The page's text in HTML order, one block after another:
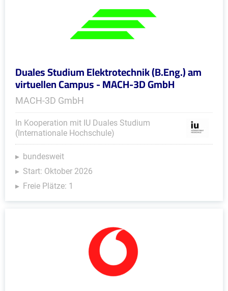
Duales Studium Elektrotechnik (B.Eng.) am
virtuellen Campus - MACH-3D GmbH
MACH-3D GmbH
In Kooperation mit IU Duales Studium
(Internationale Hochschule)
bundesweit
Start: Oktober 2026
Freie Plätze: 1